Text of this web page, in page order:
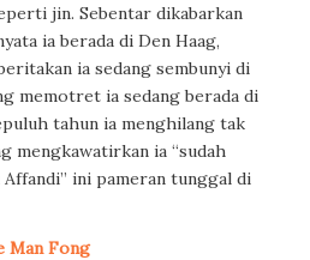
jin. Sebentar dikabarkan
ia berada di Den Haag,
ia sedang sembunyi di
memotret ia sedang berada di
tahun ia menghilang tak
mengkawatirkan ia “sudah
Affandi” ini pameran tunggal di
Man Fong